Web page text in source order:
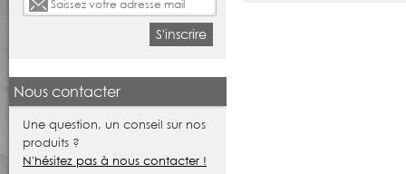
S'inscrire
Nous contacter
Une question, un conseil sur nos
produits ?
N'hésitez pas à nous contacter !